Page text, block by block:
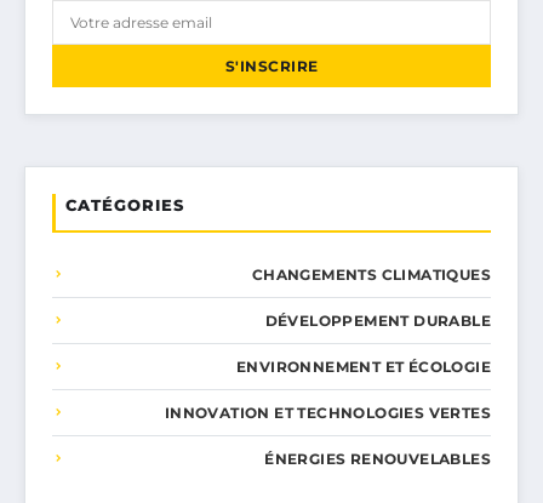
S'INSCRIRE
CATÉGORIES
CHANGEMENTS CLIMATIQUES
DÉVELOPPEMENT DURABLE
ENVIRONNEMENT ET ÉCOLOGIE
INNOVATION ET TECHNOLOGIES VERTES
ÉNERGIES RENOUVELABLES